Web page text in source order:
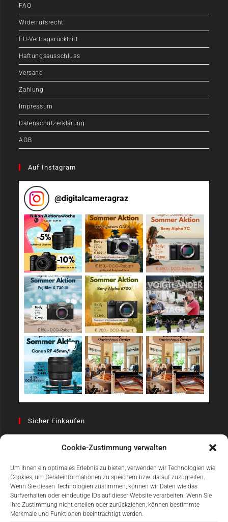
Cookie-Zustimmung verwalten
Um Ihnen ein optimales Erlebnis zu bieten, verwenden wir Technologien wie
Cookies, um Geräteinformationen zu speichern bzw. darauf zuzugreifen.
Wenn Sie diesen Technologien zustimmen, können wir Daten wie das
Surfverhalten oder eindeutige IDs auf dieser Website verarbeiten. Wenn Sie
Ihre Zustimmung nicht erteilen oder zurückziehen, können bestimmte
Merkmale und Funktionen beeinträchtigt werden.
FAQ
Widerrufsrecht
EU-Vertragsrücktritt
Haftungsausschluss
Versand
Zahlung
Impressum
Datenschutzerklärung
AGB
Auf Instagram
@digitalcameragraz
Sicher Einkaufen
Einfach Online Bezahlen